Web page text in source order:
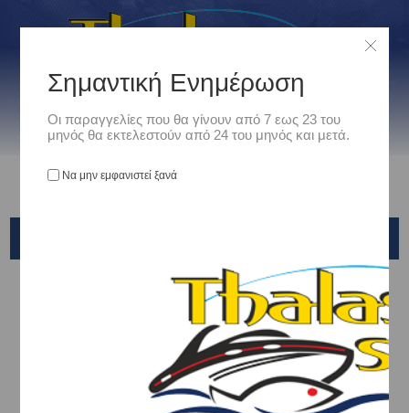
Είδη Αλιείας /
ΣΤΡΙΦΤΑΡΙΑ - ΠΑΡΑΜΑΝΕΣ - ΚΡΙΚΑΚΙΑ - ΕΞΑΡΤΗΜΑΤΑ ΑΡΜΑΤΩΣΙΑΣ /
Παραμάνες
VANQUISH
Σημαντική Ενημέρωση
Οι παραγγελίες που θα γίνουν από 7 εως 23 του
μηνός θα εκτελεστούν από 24 του μηνός και μετά.
Να μην εμφανιστεί ξανά